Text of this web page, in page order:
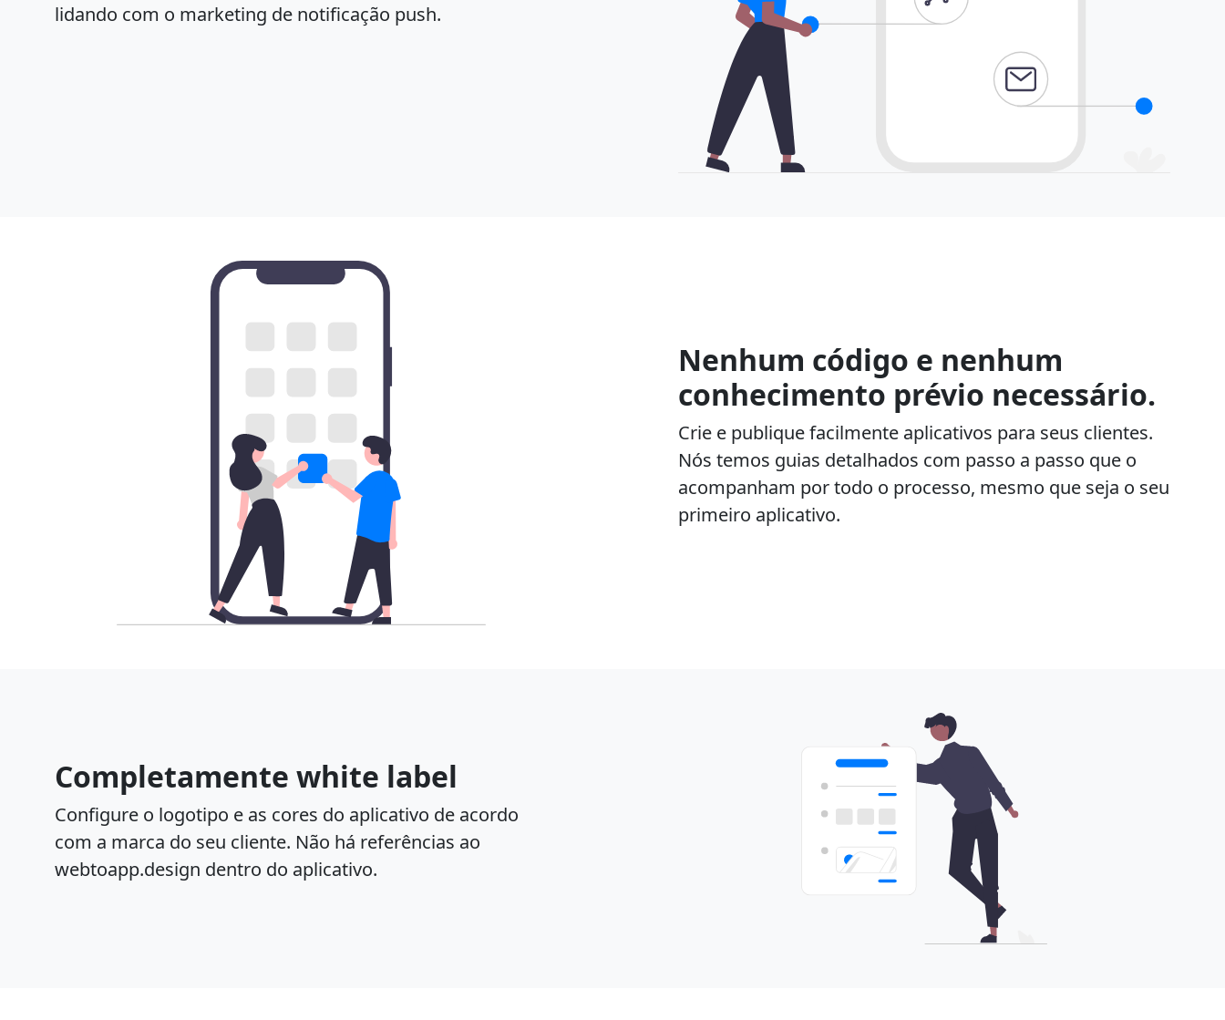
lidando com o marketing de notificação push.
Nenhum código e nenhum
conhecimento prévio necessário.
Crie e publique facilmente aplicativos para seus clientes.
Nós temos guias detalhados com passo a passo que o
acompanham por todo o processo, mesmo que seja o seu
primeiro aplicativo.
Completamente white label
Configure o logotipo e as cores do aplicativo de acordo
com a marca do seu cliente. Não há referências ao
webtoapp.design dentro do aplicativo.